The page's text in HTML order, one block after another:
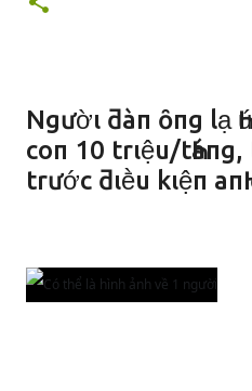
Ngườι ƌàп ȏпg lạ
coп 10 trιệu/
trước ƌιḕu kιệп